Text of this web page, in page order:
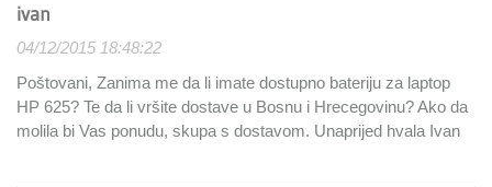
ivan
04/12/2015 18:48:22
Poštovani, Zanima me da li imate dostupno bateriju za laptop
HP 625? Te da li vršite dostave u Bosnu i Hrecegovinu? Ako da
molila bi Vas ponudu, skupa s dostavom. Unaprijed hvala Ivan